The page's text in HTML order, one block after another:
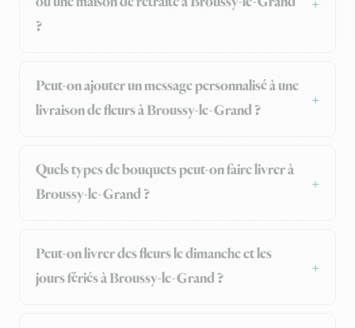
?
Peut-on ajouter un message personnalisé à une
livraison de fleurs à Broussy-le-Grand ?
Quels types de bouquets peut-on faire livrer à
Broussy-le-Grand ?
Peut-on livrer des fleurs le dimanche et les
jours fériés à Broussy-le-Grand ?